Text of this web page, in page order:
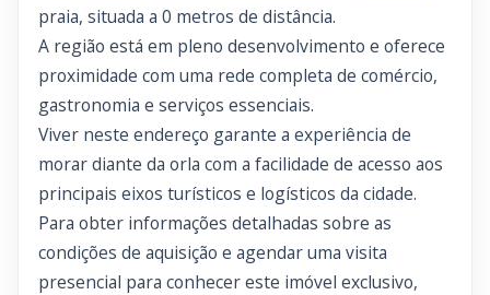
praia, situada a 0 metros de distância.
A região está em pleno desenvolvimento e oferece
proximidade com uma rede completa de comércio,
gastronomia e serviços essenciais.
Viver neste endereço garante a experiência de
morar diante da orla com a facilidade de acesso aos
principais eixos turísticos e logísticos da cidade.
Para obter informações detalhadas sobre as
condições de aquisição e agendar uma visita
presencial para conhecer este imóvel exclusivo,